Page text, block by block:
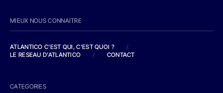
MIEUX NOUS CONNAITRE
ATLANTICO C'EST QUI, C'EST QUOI ?
/
LE RESEAU D'ATLANTICO
/ CONTACT
CATEGORIES